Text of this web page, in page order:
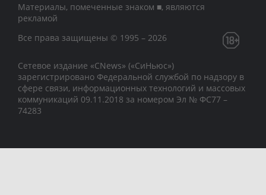
Материалы, помеченные знаком ■, являются
рекламой
Все права защищены © 1995 – 2026
Сетевое издание «CNews» («СиНьюс»)
зарегистрировано Федеральной службой по надзору в
сфере связи, информационных технологий и массовых
коммуникаций 09.11.2018 за номером Эл № ФС77 –
74283